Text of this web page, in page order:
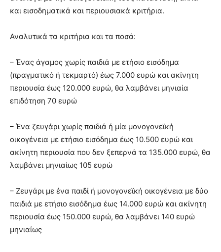
και εισοδηματικά και περιουσιακά κριτήρια.
Αναλυτικά τα κριτήρια και τα ποσά:
– Ένας άγαμος χωρίς παιδιά με ετήσιο εισόδημα
(πραγματικό ή τεκμαρτό) έως 7.000 ευρώ και ακίνητη
περιουσία έως 120.000 ευρώ, θα λαμβάνει μηνιαία
επιδότηση 70 ευρώ
– Ένα ζευγάρι χωρίς παιδιά ή μία μονογονεϊκή
οικογένεια με ετήσιο εισόδημα έως 10.500 ευρώ και
ακίνητη περιουσία που δεν ξεπερνά τα 135.000 ευρώ, θα
λαμβάνει μηνιαίως 105 ευρώ
– Ζευγάρι με ένα παιδί ή μονογονεϊκή οικογένεια με δύο
παιδιά με ετήσιο εισόδημα έως 14.000 ευρώ και ακίνητη
περιουσία έως 150.000 ευρώ, θα λαμβάνει 140 ευρώ
μηνιαίως